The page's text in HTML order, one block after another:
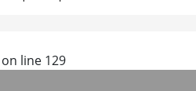
on line 129